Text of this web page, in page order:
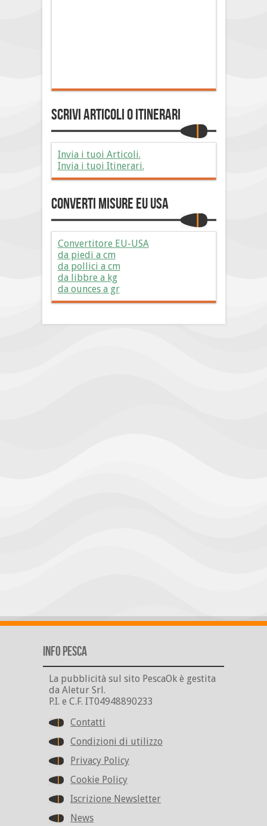
Scrivi Articoli o Itinerari
Invia i tuoi Articoli.
Invia i tuoi Itinerari.
Converti Misure EU USA
Convertitore EU-USA
da piedi a cm
da pollici a cm
da libbre a kg
da ounces a gr
Info Pesca
La pubblicità sul sito PescaOk è gestita
da Aletur Srl.
P.I. e C.F. IT04948890233
Contatti
Condizioni di utilizzo
Privacy Policy
Cookie Policy
Iscrizione Newsletter
News